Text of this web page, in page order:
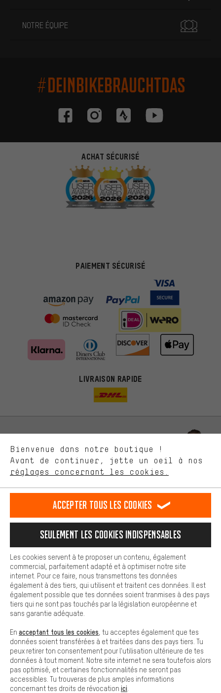
NOTRE ÉQUIPE
#DEINBIKEBRAUCHTDAS
ACHAT SÉCURISÉ
PAIEMENT SÉCURISÉ
LIVRAISON RAPIDE
Laisse-toi conseiller
Rappel Programmé
Notre politique en matière de protection de la vie privée
français
FR english
EN Deutsch
DE español
ES
RÉSILIER LE CONTRAT Communauté d'Aix-la-Chapelle
Programme d'affiliation Mentions Légales Protection des données
Reprise des batteries Corepile Paramètres de cookies
Modifier le contraste
Tous les prix s'entendent en euros (MwSt hors) plus les
Bienvenue dans notre boutique !
Avant de continuer, jette un oeil à nos
réglages concernant les cookies.
Des offres plus adaptées
pertinentes. Les cookies de marketing nous aident à identifier tes
intérêts et à te présenter des offres et des conseils sur mesure.
ça nous intéresse. Avec les cookies 'performance', tu peux nous
nous proposons grâce à ton comportement d'achat.
Plus de confort
est plus confortable. Avec les cookies de confort, nous
Nous pouvons ainsi mettre à ta disposition d'autres contenus et
informations utiles. De plus, tu as la possibilité d'utiliser des
facilement les bons produits. Par exemple, nous proposons une
facilement aux questions.
Cookies de base
Les cookies de base garantissent que tu puisses utiliser les
fonctions de notre site web.
Accepter tous les cookies
Seulement les cookies indispensables
Les cookies servent à te proposer un contenu, également
commercial, parfaitement adapté et à optimiser notre site
internet. Pour ce faire, nous transmettons tes données
également à des tiers, qui utilisent et traitent ces données. Il est
également possible que tes données soient tranmises à des pays
tiers qui ne sont pas touchés par la législation européenne et
sans garantie adéquate.
En acceptant tous les cookies , tu acceptes également que tes
données soient transférées à et traitées dans des pays tiers. Tu
peux retirer ton consentement pour l'utilisation ultérieure de tes
données à tout moment. Notre site internet ne sera toutefois alors
pas optimisé, et certaines fonctionnalités ne seront pas
accessibles. Tu trouveras de plus amples informations
concernant tes droits de révocation ici